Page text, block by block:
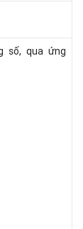
số, qua ứng